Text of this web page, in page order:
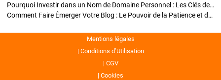
Pourquoi Investir dans un Nom de Domaine Personnel : Les Clés de la Réussite de Votre Blog
Comment Faire Émerger Votre Blog : Le Pouvoir de la Patience et de la Persévérance
Mentions légales
Conditions d’Utilisation
CGV
Cookies